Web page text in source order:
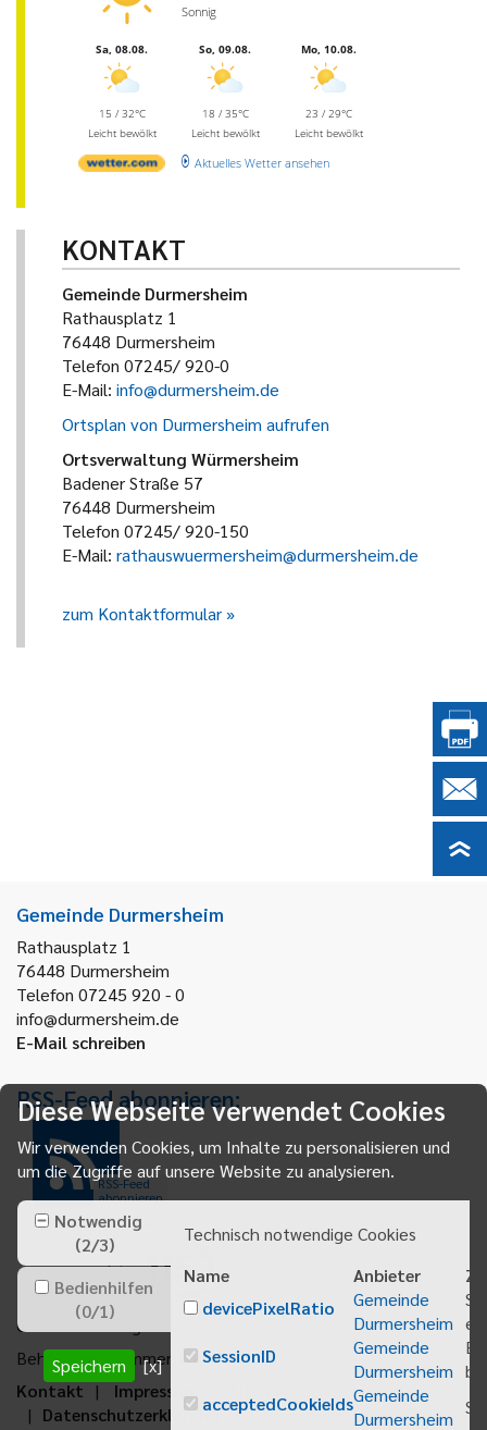
Sonnig
Sa, 08.08.
15 / 32°C
Leicht bewölkt
So, 09.08.
18 / 35°C
Leicht bewölkt
Mo, 10.08.
23 / 29°C
Leicht bewölkt
Aktuelles Wetter ansehen
KONTAKT
Gemeinde Durmersheim
Rathausplatz 1
76448 Durmersheim
Telefon 07245/ 920-0
E-Mail: info@durmersheim.de
Ortsplan von Durmersheim aufrufen
Ortsverwaltung Würmersheim
Badener Straße 57
76448 Durmersheim
Telefon 07245/ 920-150
E-Mail: rathauswuermersheim@durmersheim.de
zum Kontaktformular
Gemeinde Durmersheim
Rathausplatz 1
76448 Durmersheim
Telefon 07245 920 - 0
info@durmersheim.de
E-Mail schreiben
RSS-Feed abonnieren:
RSS-Feed
abonnieren
Gemeindeanzeiger abonnieren
Behördenrufnummer 115
Kontakt
Impressum
Datenschutzerklärung
Erklärung zur
Diese Webseite verwendet Cookies
Wir verwenden Cookies, um Inhalte zu personalisieren und
um die Zugriffe auf unsere Website zu analysieren.
Notwendig
(2/3)
Bedienhilfen
(0/1)
Speichern [x]
Technisch notwendige Cookies
Name
Anbieter
devicePixelRatio
Gemeinde
Durmersheim
SessionID
Gemeinde
Durmersheim
acceptedCookieIdsGemeinde
Durmersheim